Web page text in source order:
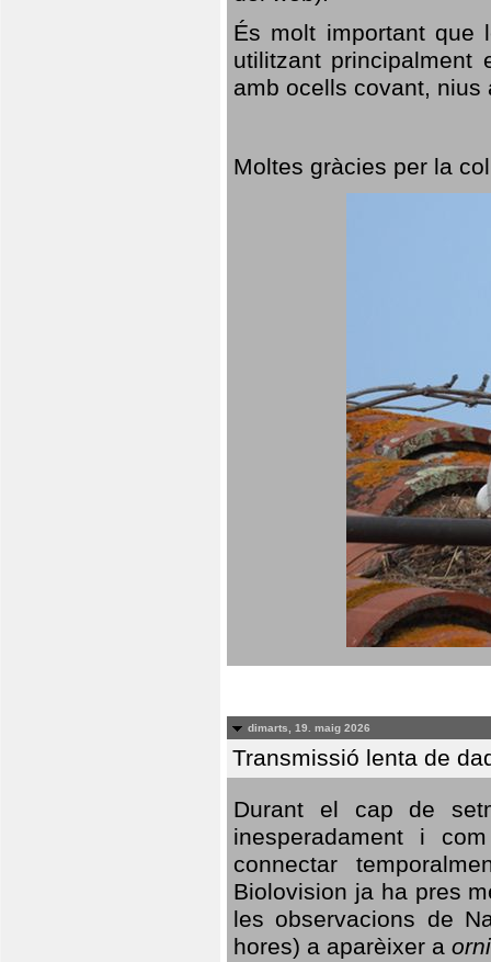
És molt important que
utilitzant
amb ocells covant,
Moltes gràcies per la
dimarts, 19. maig 2026
Transmissió lenta de
Durant el cap de
inesperadament i
connectar
Biolovision ja ha pres
les observacions de
hores) a aparèixer a